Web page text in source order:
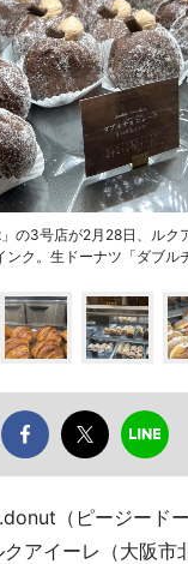
の3号店が2月28日、ルク
ク。生ドーナツ「ダブル
（ピージード
アイーレ（大阪市